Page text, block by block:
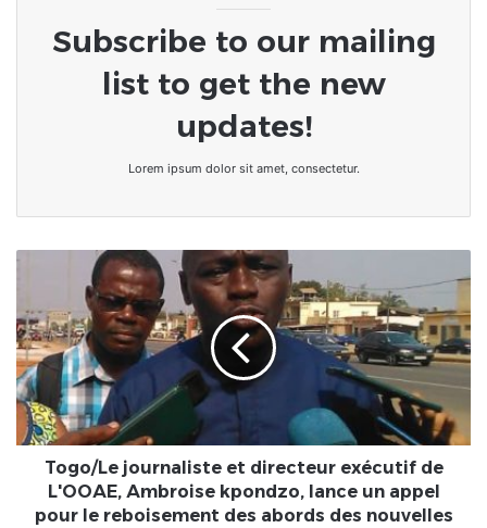
Subscribe to our mailing
list to get the new
updates!
Lorem ipsum dolor sit amet, consectetur.
Togo/Le
directeur
exécutif
de
L'OOAE,
Ambroise
kpondzo,
appel
Togo/Le journaliste et directeur exécutif de
L'OOAE, Ambroise kpondzo, lance un appel
pour le reboisement des abords des nouvelles